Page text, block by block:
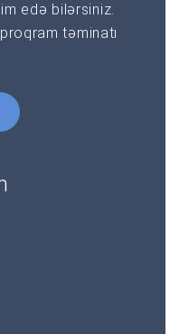
edə bilərsiniz.
təminatı